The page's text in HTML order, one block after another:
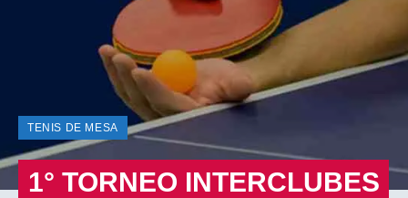
TENIS DE MESA
1° TORNEO INTERCLUBES